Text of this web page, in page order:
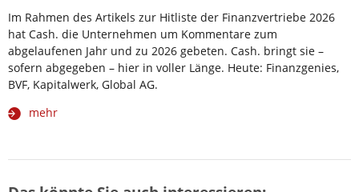
Im Rahmen des Artikels zur Hitliste der Finanzvertriebe 2026
hat Cash. die Unternehmen um Kommentare zum
abgelaufenen Jahr und zu 2026 gebeten. Cash. bringt sie –
sofern abgegeben – hier in voller Länge. Heute: Finanzgenies,
BVF, Kapitalwerk, Global AG.
mehr